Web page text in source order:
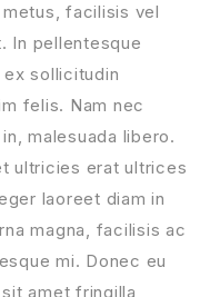
facilisis vel
In pellentesque
sollicitudin
felis. Nam nec
malesuada libero.
ultricies erat ultrices
laoreet diam in
magna, facilisis ac
mi. Donec eu
amet fringilla